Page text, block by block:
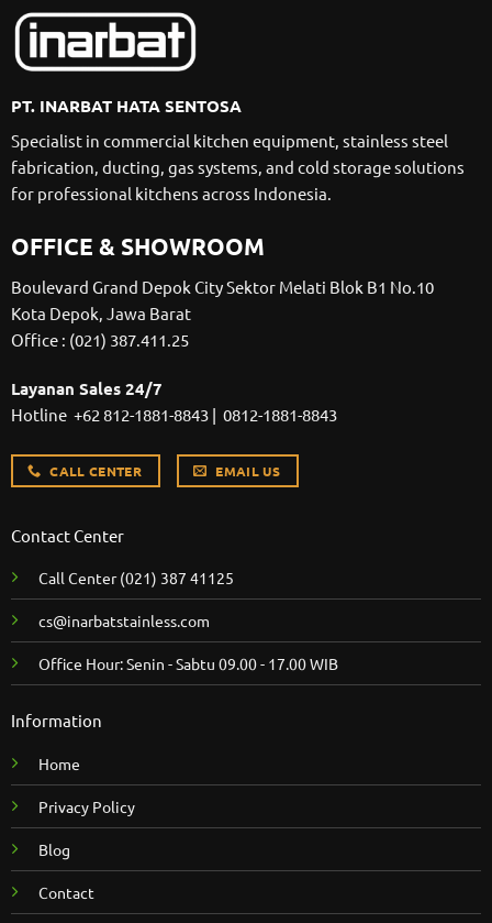
PT. INARBAT HATA SENTOSA
Specialist in commercial kitchen equipment, stainless steel
fabrication, ducting, gas systems, and cold storage solutions
for professional kitchens across Indonesia.
OFFICE & SHOWROOM
Boulevard Grand Depok City Sektor Melati Blok B1 No.10
Kota Depok, Jawa Barat
Office : (021) 387.411.25
Layanan Sales 24/7
Hotline +62 812-1881-8843| 0812-1881-8843
CALL CENTER EMAIL US
Contact Center
Call Center(021) 387 41125
cs@inarbatstainless.com
Office Hour: Senin - Sabtu 09.00 - 17.00 WIB
Information
Home
Privacy Policy
Blog
Contact